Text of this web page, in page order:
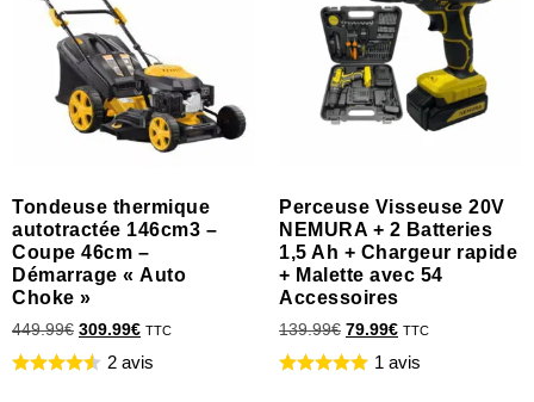
Tondeuse thermique
autotractée 146cm3 –
Coupe 46cm –
Démarrage « Auto
Choke »
449.99€ 309.99€ TTC
2 avis
Perceuse Visseuse 20V
NEMURA + 2 Batteries
1,5 Ah + Chargeur rapide
+ Malette avec 54
Accessoires
139.99€ 79.99€ TTC
1 avis